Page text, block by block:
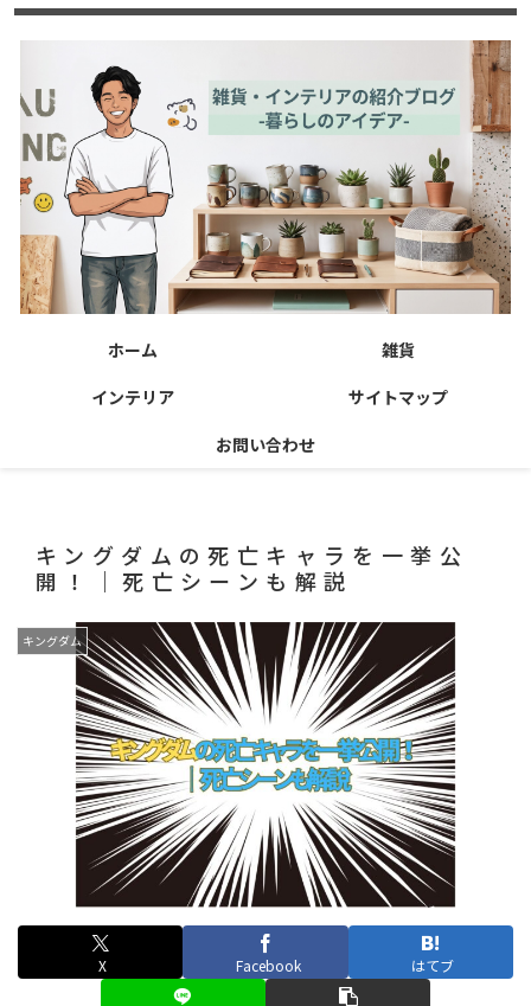
ホーム
雑貨
インテリア
サイトマップ
お問い合わせ
キングダムの死亡キャラを一挙公
開！｜死亡シーンも解説
キングダム
X Facebook はてブ